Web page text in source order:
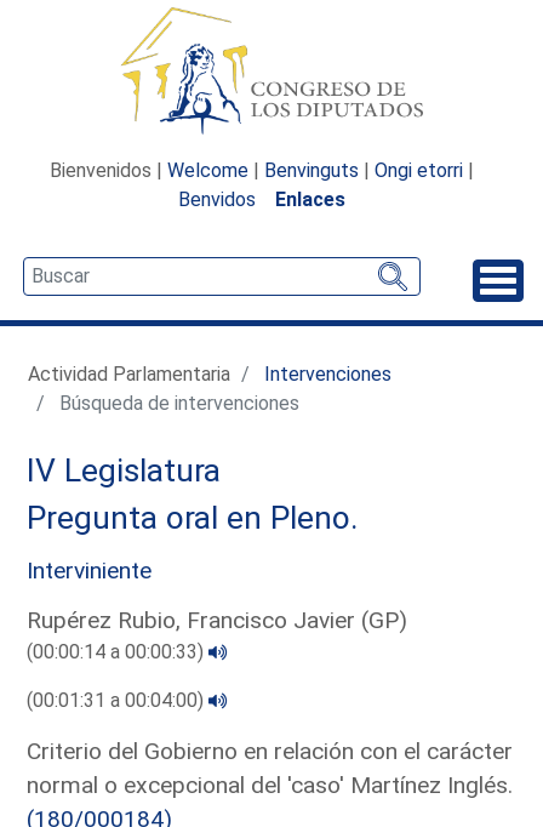
Bienvenidos | Welcome | Benvinguts | Ongi etorri |
Benvidos
Enlaces
Actividad Parlamentaria
Intervenciones
Búsqueda de intervenciones
IV Legislatura
Pregunta oral en Pleno.
Interviniente
Rupérez Rubio, Francisco Javier (GP)
(00:00:14 a 00:00:33)
(00:01:31 a 00:04:00)
Criterio del Gobierno en relación con el carácter
normal o excepcional del 'caso' Martínez Inglés.
(180/000184)